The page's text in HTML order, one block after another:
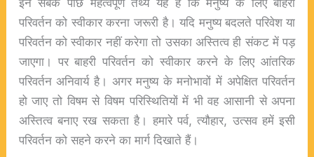
परिवर्तन को स्वीकार करना जरूरी है। यदि मनुष्य बदलते परिवेश या
परिवर्तन को स्वीकार नहीं करेगा तो उसका अस्तित्व ही संकट में पड़
जाएगा। पर बाहरी परिवर्तन को स्वीकार करने के लिए आंतरिक
परिवर्तन अनिवार्य है। अगर मनुष्य के मनोभावों में अपेक्षित परिवर्तन
हो जाए तो विषम से विषम परिस्थितियों में भी वह आसानी से अपना
अस्तित्व बनाए रख सकता है। हमारे पर्व, त्यौहार, उत्सव हमें इसी
परिवर्तन को सहने करने का मार्ग दिखाते हैं।